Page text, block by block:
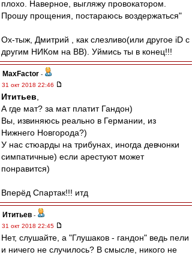
плохо. Наверное, выгляжу провокатором.
Прошу прощения, постараюсь воздержаться"
Ох-тыж, Дмитрий , как слезливо(или другое iD c
другим НИКом на ВВ). Уймись ты в конец!!!
MaxFactor -
31 окт 2018 22:46
Ититьев
А где мат? за мат платит Гандон)
Вы, извиняюсь реально в Германии, из
Нижнего Новгорода?)
У нас стюарды на трибунах, иногда девчонки
симпатичные) если арестуют может
понравится)
Вперёд Спартак!!! итд
Ититьев -
31 окт 2018 22:45
Нет, слушайте, а "Глушаков - гандон" ведь пели
и ничего не случилось? В смысле, никого не